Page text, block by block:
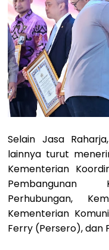
Selain Jasa
lainnya turut
Kementerian
Pembangunan
Perhubungan,
Kementerian
Ferry (Persero), dan